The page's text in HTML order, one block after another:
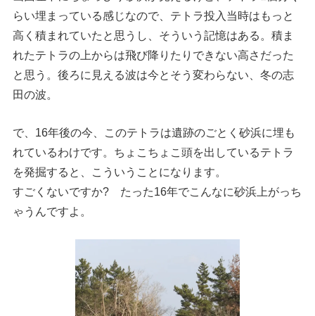
らい埋まっている感じなので、テトラ投入当時はもっと
高く積まれていたと思うし、そういう記憶はある。積ま
れたテトラの上からは飛び降りたりできない高さだった
と思う。後ろに見える波は今とそう変わらない、冬の志
田の波。
で、16年後の今、このテトラは遺跡のごとく砂浜に埋も
れているわけです。ちょこちょこ頭を出しているテトラ
を発掘すると、こういうことになります。
すごくないですか? たった16年でこんなに砂浜上がっち
ゃうんですよ。